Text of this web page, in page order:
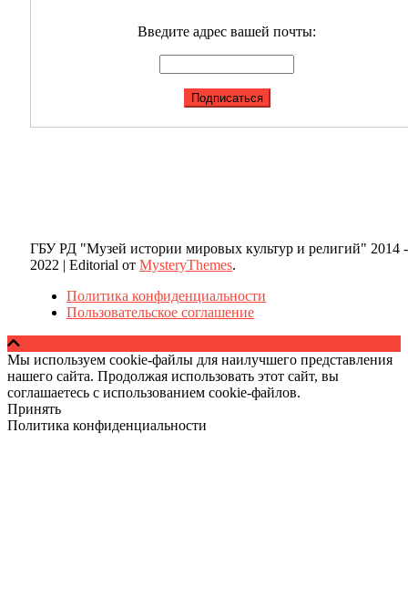
Введите адрес вашей почты:
ГБУ РД "Музей истории мировых культур и религий" 2014 -
2022 | Editorial от MysteryThemes.
Политика конфиденциальности
Пользовательское соглашение
Мы используем cookie-файлы для наилучшего представления
нашего сайта. Продолжая использовать этот сайт, вы
соглашаетесь с использованием cookie-файлов.
Принять
Политика конфиденциальности